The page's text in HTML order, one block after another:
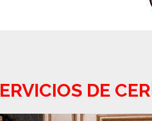
DE